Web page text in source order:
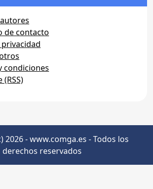
de contacto
condiciones
2026 - www.comga.es - Todos los
derechos reservados